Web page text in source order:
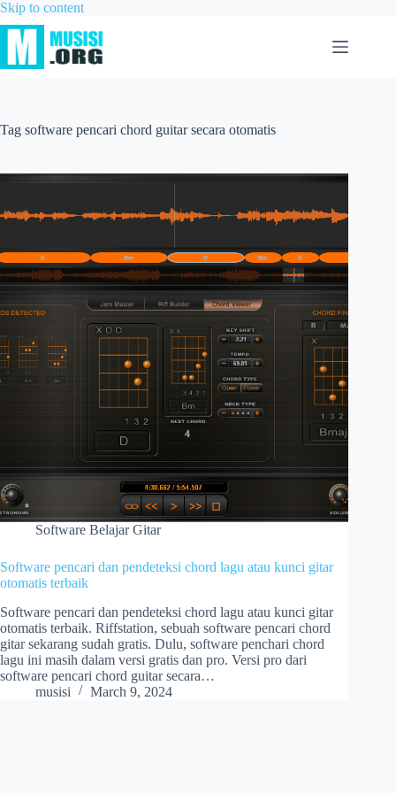
Skip to content
Tag software pencari chord guitar secara otomatis
Software Belajar Gitar
Software pencari dan pendeteksi chord lagu atau kunci gitar
otomatis terbaik
Software pencari dan pendeteksi chord lagu atau kunci gitar
otomatis terbaik. Riffstation, sebuah software pencari chord
gitar sekarang sudah gratis. Dulu, software penchari chord
lagu ini masih dalam versi gratis dan pro. Versi pro dari
software pencari chord guitar secara…
musisi
March 9, 2024